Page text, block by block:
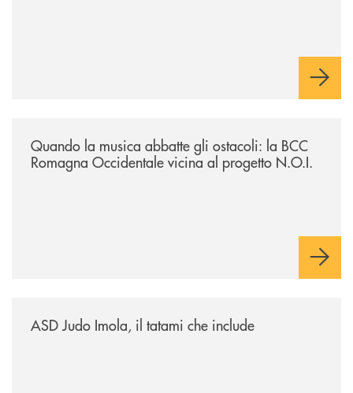
Quando la musica abbatte gli ostacoli: la BCC
Romagna Occidentale vicina al progetto N.O.I.
ASD Judo Imola, il tatami che include